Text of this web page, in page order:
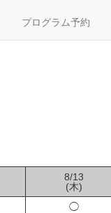
プログラム予約
8/13
(木)
◯